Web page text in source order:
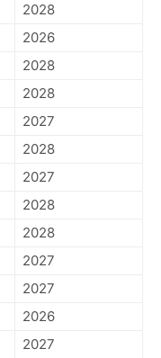
2028
2026
2028
2028
2027
2028
2027
2028
2028
2027
2027
2026
2027